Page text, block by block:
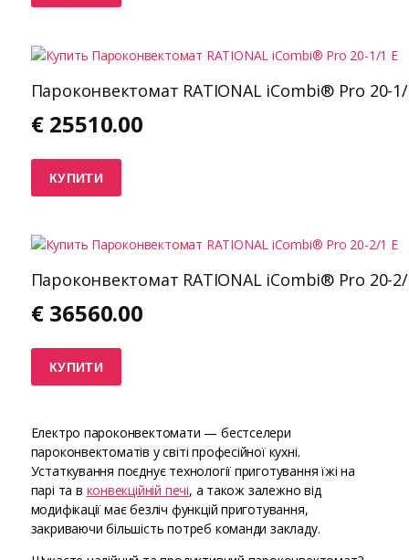
Пароконвектомат RATIONAL iCombi® Pro 20-1/
€ 25510.00
КУПИТИ
Пароконвектомат RATIONAL iCombi® Pro 20-2/
€ 36560.00
КУПИТИ
Електро пароконвектомати — бестселери
пароконвектоматів у світі професійної кухні.
Устаткування поєднує технології приготування їжі на
парі та в конвекційній печі, а також залежно від
модифікації має безліч функцій приготування,
закриваючи більшість потреб команди закладу.